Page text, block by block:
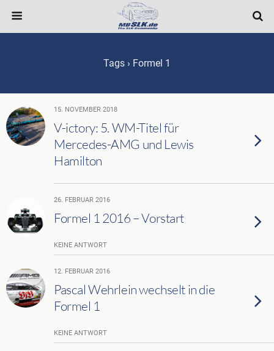
Tags › Formel 1
15. NOVEMBER 2018
V-ictory: 5. WM-Titel für
Mercedes-AMG und Lewis
Hamilton
26. FEBRUAR 2016
Formel 1 2016 – Vorstart
KEINE ANTWORT
12. FEBRUAR 2016
Pascal Wehrlein wechselt in die
Formel 1
KEINE ANTWORT